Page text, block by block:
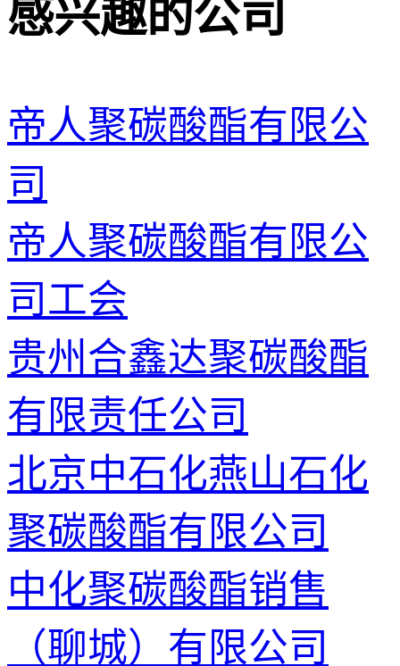
感兴趣的公司
帝人聚碳酸酯有限公
司
帝人聚碳酸酯有限公
司工会
贵州合鑫达聚碳酸酯
有限责任公司
北京中石化燕山石化
聚碳酸酯有限公司
中化聚碳酸酯销售
（聊城）有限公司